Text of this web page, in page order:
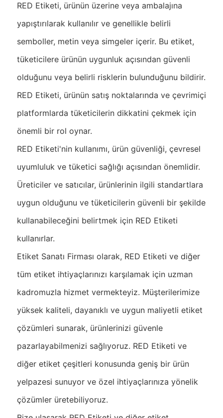
RED Etiketi, ürünün üzerine veya ambalajına
yapıştırılarak kullanılır ve genellikle belirli
semboller, metin veya simgeler içerir. Bu etiket,
tüketicilere ürünün uygunluk açısından güvenli
olduğunu veya belirli risklerin bulunduğunu bildirir.
RED Etiketi, ürünün satış noktalarında ve çevrimiçi
platformlarda tüketicilerin dikkatini çekmek için
önemli bir rol oynar.
RED Etiketi'nin kullanımı, ürün güvenliği, çevresel
uyumluluk ve tüketici sağlığı açısından önemlidir.
Üreticiler ve satıcılar, ürünlerinin ilgili standartlara
uygun olduğunu ve tüketicilerin güvenli bir şekilde
kullanabileceğini belirtmek için RED Etiketi
kullanırlar.
Etiket Sanatı Firması olarak, RED Etiketi ve diğer
tüm etiket ihtiyaçlarınızı karşılamak için uzman
kadromuzla hizmet vermekteyiz. Müşterilerimize
yüksek kaliteli, dayanıklı ve uygun maliyetli etiket
çözümleri sunarak, ürünlerinizi güvenle
pazarlayabilmenizi sağlıyoruz. RED Etiketi ve
diğer etiket çeşitleri konusunda geniş bir ürün
yelpazesi sunuyor ve özel ihtiyaçlarınıza yönelik
çözümler üretebiliyoruz.